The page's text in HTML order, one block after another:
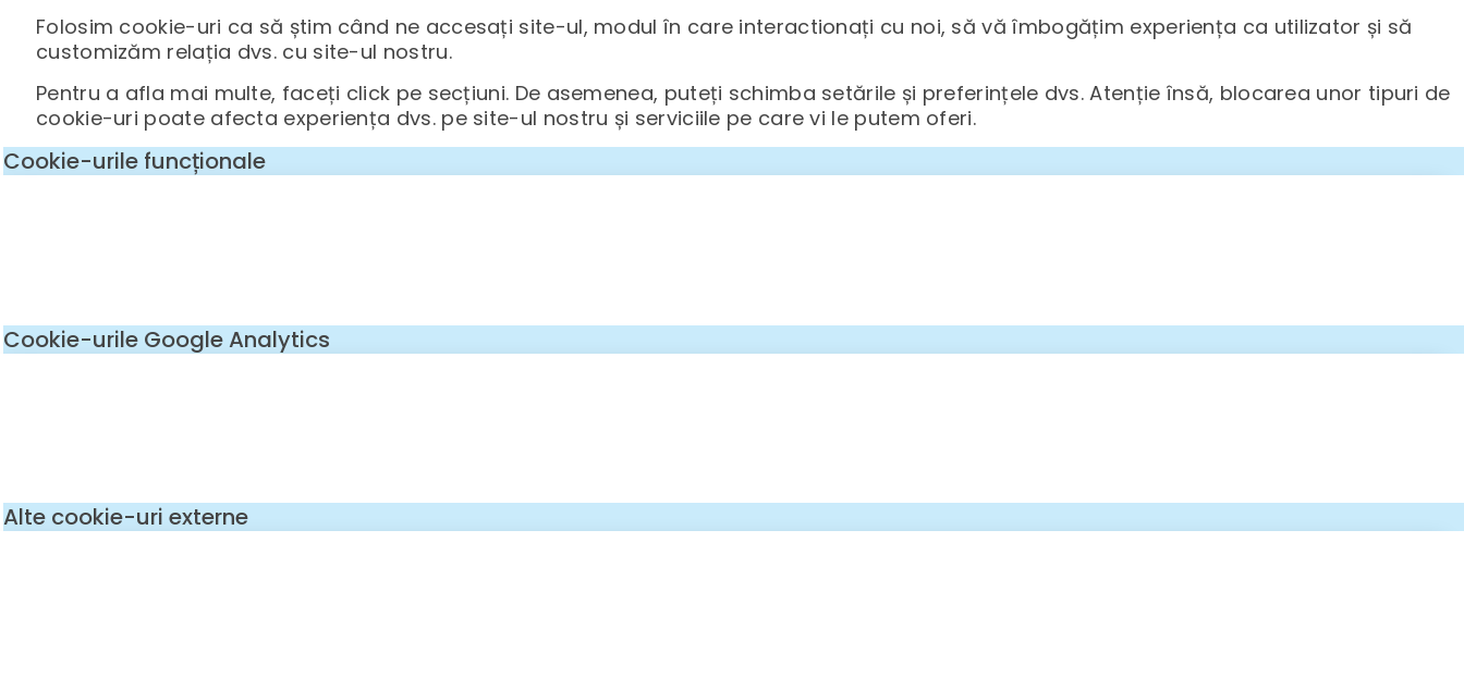
Folosim cookie-uri ca să știm când ne accesați site-ul, modul în care interactionați cu noi, să vă îmbogățim experiența ca utilizator și să
customizăm relația dvs. cu site-ul nostru.
Pentru a afla mai multe, faceți click pe secțiuni. De asemenea, puteți schimba setările și preferințele dvs. Atenție însă, blocarea unor tipuri de
cookie-uri poate afecta experiența dvs. pe site-ul nostru și serviciile pe care vi le putem oferi.
Cookie-urile funcționale
Cookie-urile Google Analytics
Alte cookie-uri externe